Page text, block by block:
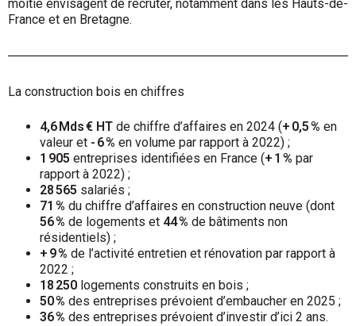
moitié envisagent de recruter, notamment dans les Hauts-de-
France et en Bretagne.
La construction bois en chiffres
4,6 Mds € HT de chiffre d’affaires en 2024 (+ 0,5 % en
valeur et - 6 % en volume par rapport à 2022) ;
1 905 entreprises identifiées en France (+ 1 % par
rapport à 2022) ;
28 565 salariés ;
71 % du chiffre d’affaires en construction neuve (dont
56 % de logements et 44 % de bâtiments non
résidentiels) ;
+ 9 % de l’activité entretien et rénovation par rapport à
2022 ;
18 250 logements construits en bois ;
50 % des entreprises prévoient d’embaucher en 2025 ;
36 % des entreprises prévoient d’investir d’ici 2 ans.